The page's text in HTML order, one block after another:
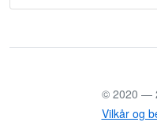
© 2020 —
Vilkår og